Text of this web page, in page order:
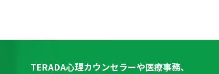
TERADA心理カウンセラーや医療事務、